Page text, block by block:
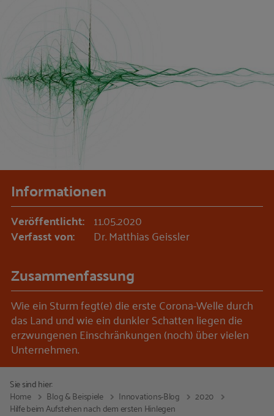
Informationen
Veröffentlicht: 11.05.2020
Verfasst von: Dr. Matthias Geissler
Zusammenfassung
Wie ein Sturm fegt(e) die erste Corona-Welle durch
das Land und wie ein dunkler Schatten liegen die
erzwungenen Einschränkungen (noch) über vielen
Unternehmen.
Sie sind hier:
Home
Blog & Beispiele Innovations-Blog
2020
Hilfe beim Aufstehen nach dem ersten Hinlegen